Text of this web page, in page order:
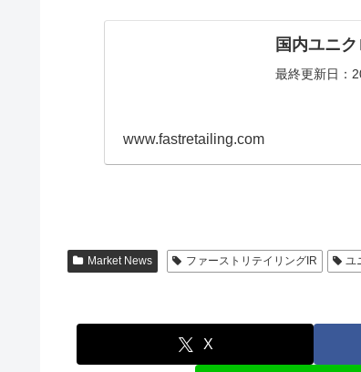
国内ユニ
最終更新日：
www.fastretailing.com
Market News ファーストリテイリングIR ユ
X